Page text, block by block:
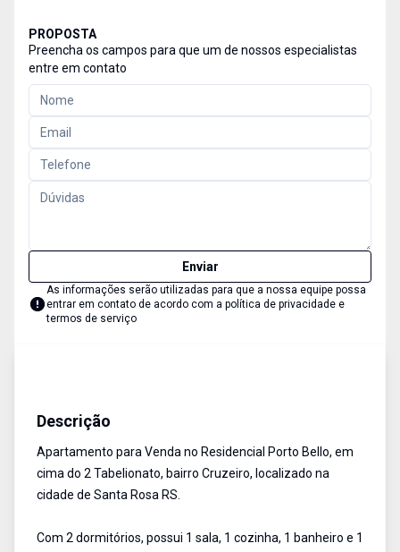
PROPOSTA
Preencha os campos para que um de nossos especialistas
entre em contato
Enviar
As informações serão utilizadas para que a nossa equipe possa
entrar em contato de acordo com a política de privacidade e
termos de serviço
Descrição
Apartamento para Venda no Residencial Porto Bello, em
cima do 2 Tabelionato, bairro Cruzeiro, localizado na
cidade de Santa Rosa RS.
Com 2 dormitórios, possui 1 sala, 1 cozinha, 1 banheiro e 1